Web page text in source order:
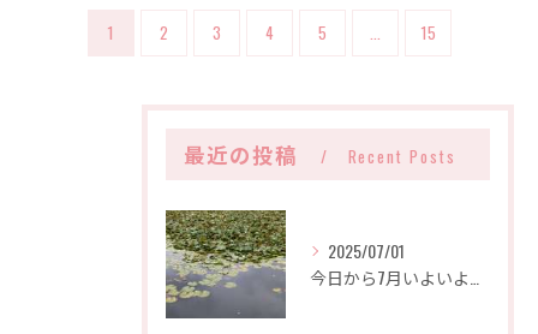
1 2 3 4 5 ... 15
最近の投稿 Recent Posts
2025/07/01